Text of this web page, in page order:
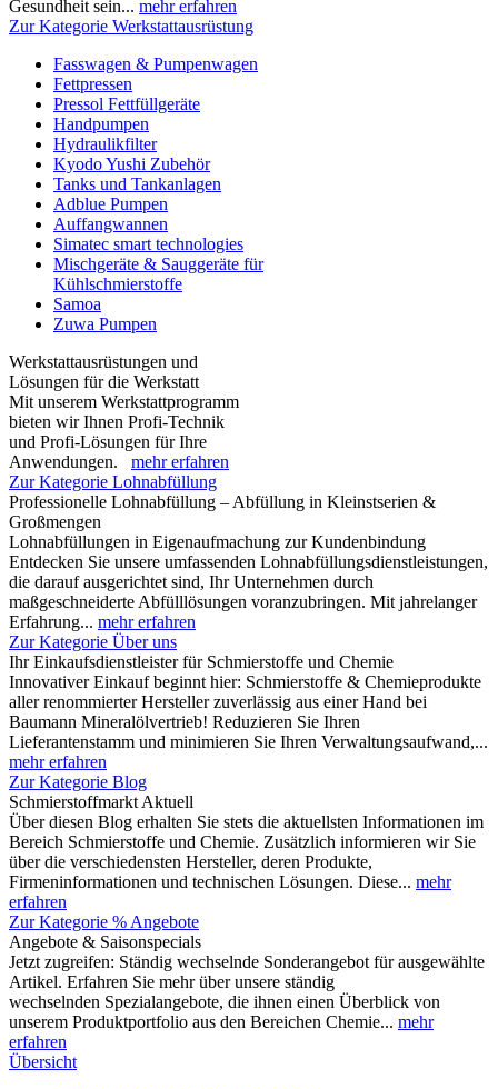
Gesundheit sein... mehr erfahren
Zur Kategorie Werkstattausrüstung
Fasswagen & Pumpenwagen
Fettpressen
Pressol Fettfüllgeräte
Handpumpen
Hydraulikfilter
Kyodo Yushi Zubehör
Tanks und Tankanlagen
Adblue Pumpen
Auffangwannen
Simatec smart technologies
Mischgeräte & Sauggeräte für
Kühlschmierstoffe
Samoa
Zuwa Pumpen
Werkstattausrüstungen und
Lösungen für die Werkstatt
Mit unserem Werkstattprogramm
bieten wir Ihnen Profi-Technik
und Profi-Lösungen für Ihre
Anwendungen. mehr erfahren
Zur Kategorie Lohnabfüllung
Professionelle Lohnabfüllung – Abfüllung in Kleinstserien &
Großmengen
Lohnabfüllungen in Eigenaufmachung zur Kundenbindung
Entdecken Sie unsere umfassenden Lohnabfüllungsdienstleistungen,
die darauf ausgerichtet sind, Ihr Unternehmen durch
maßgeschneiderte Abfülllösungen voranzubringen. Mit jahrelanger
Erfahrung... mehr erfahren
Zur Kategorie Über uns
Ihr Einkaufsdienstleister für Schmierstoffe und Chemie
Innovativer Einkauf beginnt hier: Schmierstoffe & Chemieprodukte
aller renommierter Hersteller zuverlässig aus einer Hand bei
Baumann Mineralölvertrieb! Reduzieren Sie Ihren
Lieferantenstamm und minimieren Sie Ihren Verwaltungsaufwand,...
mehr erfahren
Zur Kategorie Blog
Schmierstoffmarkt Aktuell
Über diesen Blog erhalten Sie stets die aktuellsten Informationen im
Bereich Schmierstoffe und Chemie. Zusätzlich informieren wir Sie
über die verschiedensten Hersteller, deren Produkte,
Firmeninformationen und technischen Lösungen. Diese... mehr
erfahren
Zur Kategorie % Angebote
Angebote & Saisonspecials
Jetzt zugreifen: Ständig wechselnde Sonderangebot für ausgewählte
Artikel. Erfahren Sie mehr über unsere ständig
wechselnden Spezialangebote, die ihnen einen Überblick von
unserem Produktportfolio aus den Bereichen Chemie... mehr
erfahren
Übersicht